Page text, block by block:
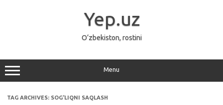
Yep.uz
O‘zbekiston, rostini
Menu
TAG ARCHIVES: SOG‘LIQNI SAQLASH